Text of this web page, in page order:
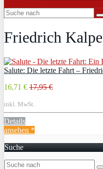
Friedrich
Salute: Die letzte Fahrt –
16,71 € 17,95 €
inkl. MwSt.
Details
ansehen *
Suche